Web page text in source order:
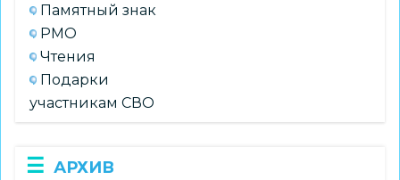
Памятный знак
РМО
Чтения
Подарки
участникам СВО
АРХИВ